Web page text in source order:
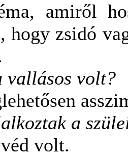
amiről
hogy zsidó
vallásos volt?
a
volt.